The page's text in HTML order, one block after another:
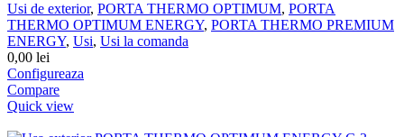
Usi de exterior, PORTA THERMO OPTIMUM, PORTA
THERMO OPTIMUM ENERGY, PORTA THERMO PREMIUM
ENERGY, Usi, Usi la comanda
0,00 lei
Configureaza
Compare
Quick view